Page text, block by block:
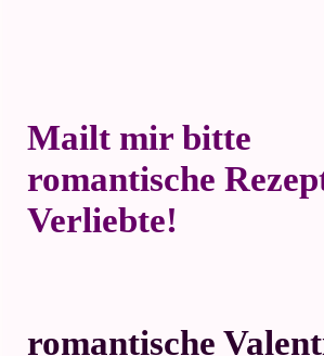
Mailt mir bitte
romantische
Verliebte!
romantische